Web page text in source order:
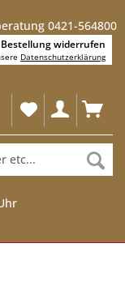
0421-564800
Bestellung widerrufen
Datenschutzerklärung